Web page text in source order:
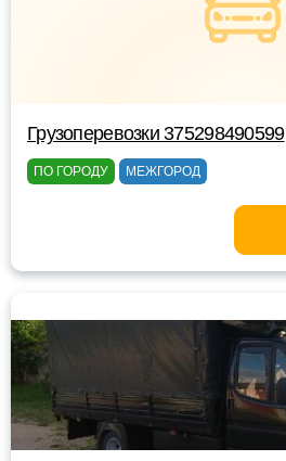
Грузоперевозки 375298490599
ПО ГОРОДУ МЕЖГОРОД